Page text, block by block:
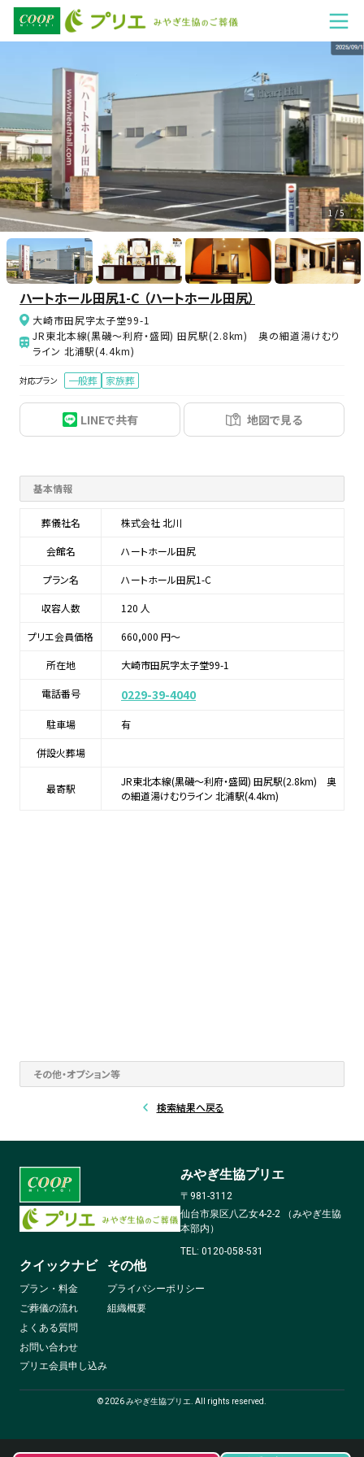
1 / 5
ハートホール田尻1-C （ハートホール田尻）
大崎市田尻字太子堂99-1
JR東北本線(黒磯～利府・盛岡) 田尻駅(2.8km) 奥の細道湯けむり
ライン 北浦駅(4.4km)
対応プラン 一般葬 家族葬
LINEで共有 地図で見る
基本情報
葬儀社名 株式会社 北川
会館名 ハートホール田尻
プラン名 ハートホール田尻1-C
収容人数 120 人
プリエ会員価格 660,000 円〜
所在地 大崎市田尻字太子堂99-1
電話番号 0229-39-4040
駐車場 有
併設火葬場
最寄駅
JR東北本線(黒磯～利府・盛岡) 田尻駅(2.8km) 奥
の細道湯けむりライン 北浦駅(4.4km)
その他・オプション等
検索結果へ戻る
みやぎ生協プリエ
〒981-3112
仙台市泉区八乙女4-2-2 （みやぎ生協
本部内）
TEL: 0120-058-531
クイックナビ
プラン・料金
ご葬儀の流れ
よくある質問
お問い合わせ
プリエ会員申し込み
その他
プライバシーポリシー
組織概要
©2026みやぎ生協プリエ. All rights reserved.